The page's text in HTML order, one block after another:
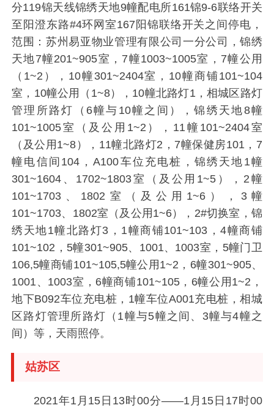
分119锦天线锦绣天地9幢配电所161锦9-6联络开关
至阳澄东路#4环网室167阳锦联络开关之间停电，
范围：苏州易亚物业管理有限公司一分公司，锦绣
天地7幢201~905室，7幢1003~1005室，7幢公用
（1~2），10幢301~2404室，10幢商铺101~104
室，10幢公用（1~8），10幢北路灯1，相城区路灯
管理所路灯（6幢与10幢之间），锦绣天地8幢
101~1005室（及公用1~2），11幢101~2404室
（及公用1~8），11幢北路灯2，7幢保健房101，7
幢电信间104，A100车位充电桩，锦绣天地1幢
301~1604、1702~1803室（及公用1~5），2幢
101~1703、1802室（及公用1~6），3幢
101~1703、1802室（及公用1~6），2#切换室，锦
绣天地1幢北路灯3，1幢商铺101~103，4幢商铺
101~102，5幢301~905、1001、1003室，5幢门卫
106,5幢商铺101~105,5幢公用1~2，6幢301~905、
1001、1003室，6幢商铺101~105，6幢公用1~2，
地下B092车位充电桩，1幢车位A001充电桩，相城
区路灯管理所路灯（1幢与5幢之间、3幢与4幢之
间）等，天雨照停。
姑苏区
2021年1月15日13时00分——1月15日17时00